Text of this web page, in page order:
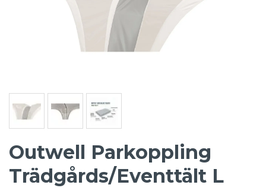
Outwell Parkoppling
Trädgårds/Eventtält L